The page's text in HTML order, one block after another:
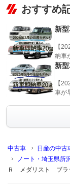
おすすめ
新
【
納車
新
【
車が
中古車 日産の中古
ノート・埼玉県所
Ｒ メダリスト ブラ